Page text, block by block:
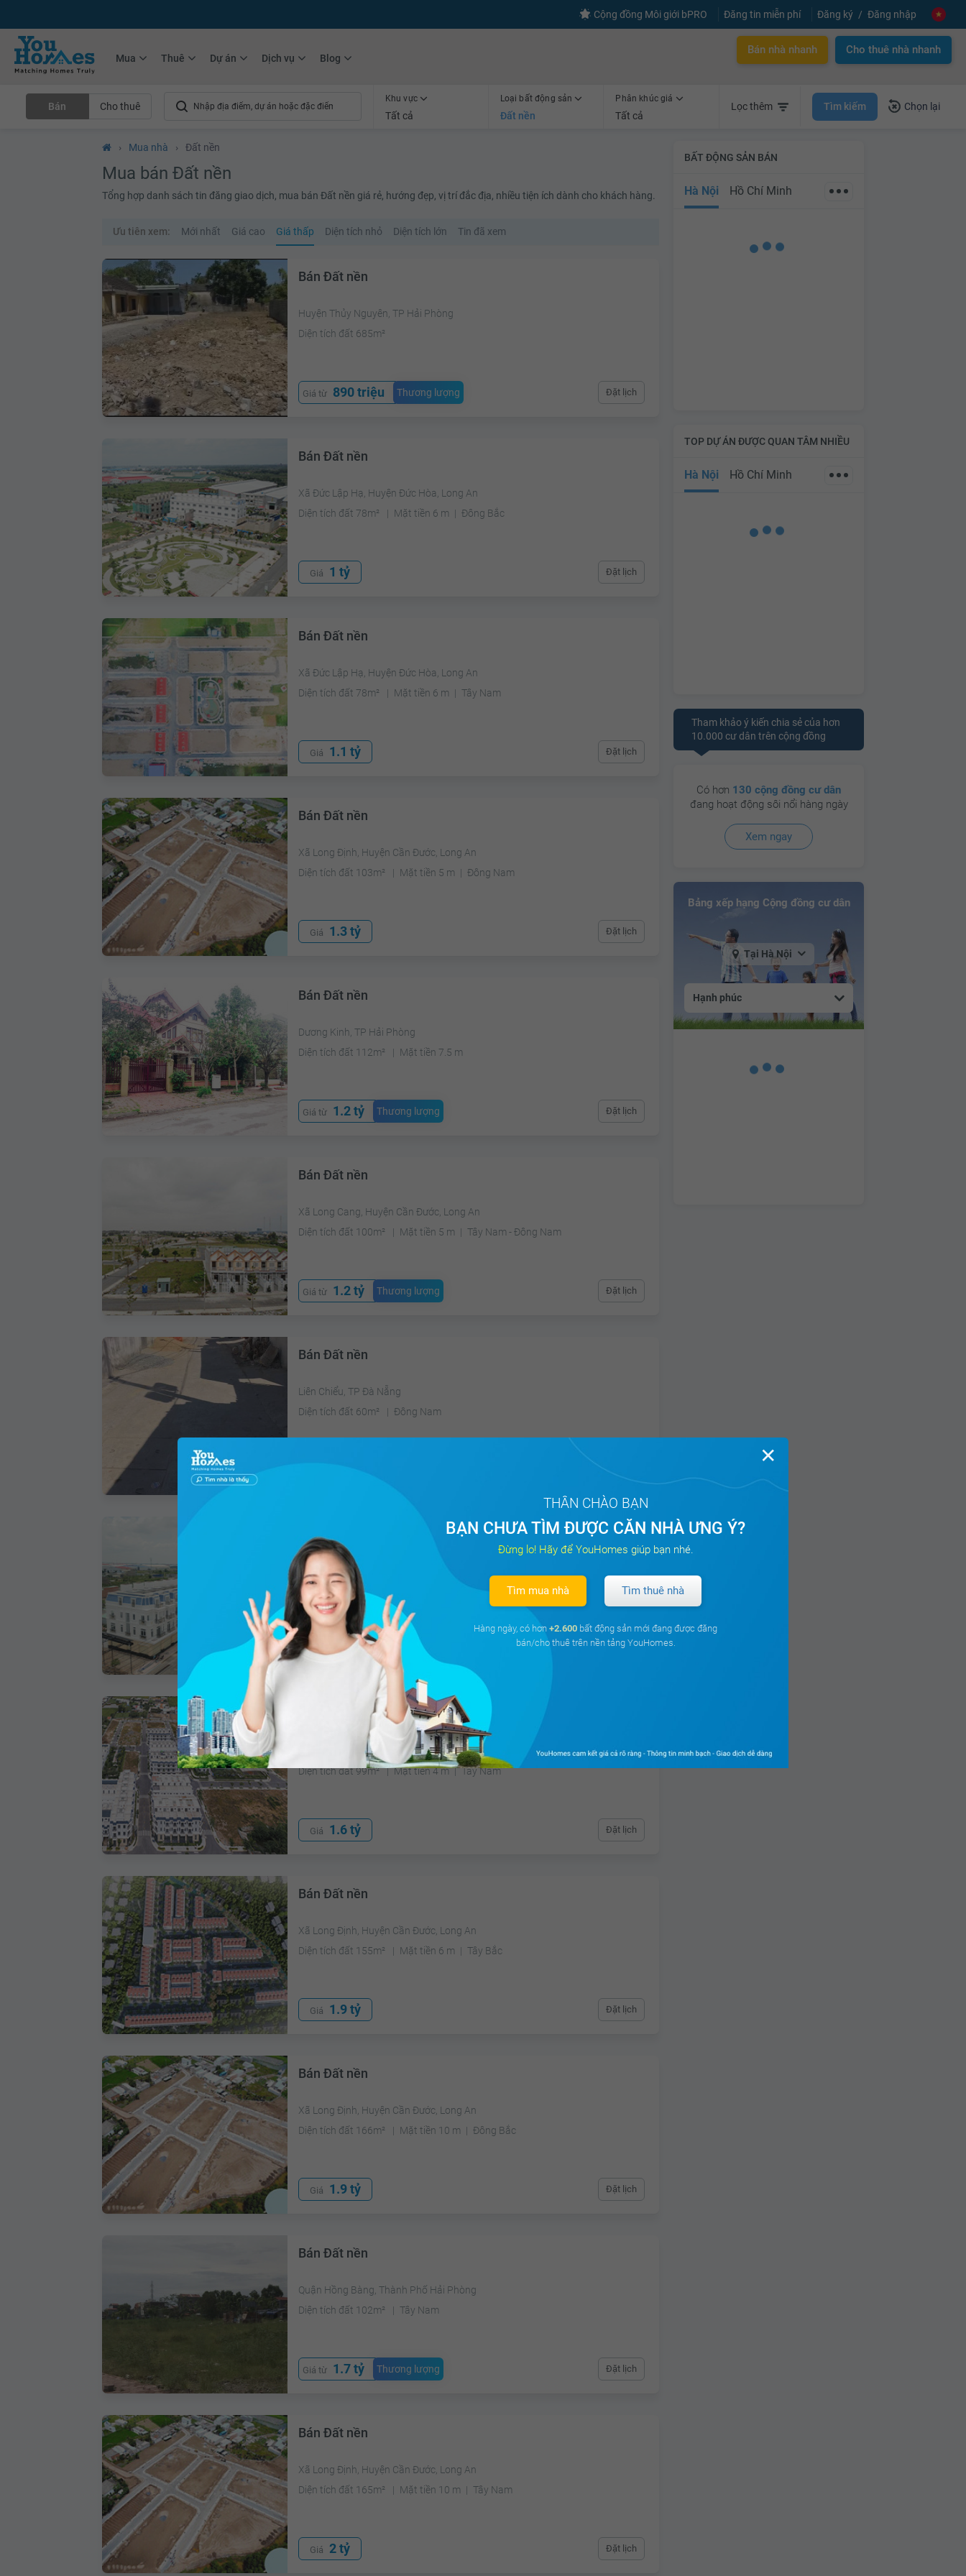
Cộng đồng Môi giới bPRO Đăng tin miễn phí Đăng ký Đăng nhập
Mua Thuê Dự án Dịch vụ Blog
Bán nhà nhanh Cho thuê nhà nhanh
Bán Cho thuê
Khu vực
Tất cả
Loại bất động sản
Đất nền
Phân khúc giá
Tất cả
Lọc thêm Tìm kiếm Chọn lại
› Mua nhà › Đất nền
Mua bán Đất nền
Tổng hợp danh sách tin đăng giao dịch, mua bán Đất nền giá rẻ, hướng đẹp, vị trí đắc địa, nhiều tiện ích dành cho khách hàng.
Ưu tiên xem: Mới nhất Giá cao Giá thấp Diện tích nhỏ Diện tích lớn Tin đã xem
Bán Đất nền
Huyện Thủy Nguyên, TP Hải Phòng
Diện tích đất 685m²
Giá từ 890 triệu Thương lượng Đặt lịch
Bán Đất nền
Xã Đức Lập Hạ, Huyện Đức Hòa, Long An
Diện tích đất 78m²
Mặt tiền 6 m Đông Bắc
Giá 1 tỷ Đặt lịch
Bán Đất nền
Xã Đức Lập Hạ, Huyện Đức Hòa, Long An
Diện tích đất 78m²
Mặt tiền 6 m Tây Nam
Giá 1.1 tỷ Đặt lịch
Bán Đất nền
Xã Long Định, Huyện Cần Đước, Long An
Diện tích đất 103m²
Mặt tiền 5 m Đông Nam
Giá 1.3 tỷ Đặt lịch
Bán Đất nền
Dương Kinh, TP Hải Phòng
Diện tích đất 112m²
Mặt tiền 7.5 m
Giá từ 1.2 tỷ Thương lượng Đặt lịch
Bán Đất nền
Xã Long Cang, Huyện Cần Đước, Long An
Diện tích đất 100m²
Mặt tiền 5 m Tây Nam - Đông Nam
Giá từ 1.2 tỷ Thương lượng Đặt lịch
Bán Đất nền
Liên Chiểu, TP Đà Nẵng
Diện tích đất 60m²
Đông Nam
1.2 tỷ
Bán Đất nền
Xã Đức Lập Hạ, Huyện Đức Hòa, Long An
Diện tích đất 98.5m²
Tây Bắc
Giá 1.4 tỷ Đặt lịch
Huyện Bến Lức, Long An
Diện tích đất 99m²
Mặt tiền 4 m Tây Nam
Giá 1.6 tỷ Đặt lịch
Bán Đất nền
Xã Long Định, Huyện Cần Đước, Long An
Diện tích đất 155m²
Mặt tiền 6 m Tây Bắc
Giá 1.9 tỷ Đặt lịch
Bán Đất nền
Xã Long Định, Huyện Cần Đước, Long An
Diện tích đất 166m²
Mặt tiền 10 m Đông Bắc
Giá 1.9 tỷ Đặt lịch
Bán Đất nền
Quận Hồng Bàng, Thành Phố Hải Phòng
Diện tích đất 102m²
Tây Nam
Giá từ 1.7 tỷ Thương lượng Đặt lịch
Bán Đất nền
Xã Long Định, Huyện Cần Đước, Long An
Diện tích đất 165m²
Mặt tiền 10 m Tây Nam
Giá 2 tỷ Đặt lịch
BẤT ĐỘNG SẢN BÁN
Hà Nội Hồ Chí Minh
TOP DỰ ÁN ĐƯỢC QUAN TÂM NHIỀU
Hà Nội Hồ Chí Minh
Tham khảo ý kiến chia sẻ của hơn
10.000 cư dân trên cộng đồng
Có hơn 130 cộng đồng cư dân
đang hoạt động sôi nổi hàng ngày
Xem ngay
Bảng xếp hạng Cộng đồng cư dân
Tại Hà Nội
Hạnh phúc
✕
THÂN CHÀO BẠN
BẠN CHƯA TÌM ĐƯỢC CĂN NHÀ ƯNG Ý?
Đừng lo! Hãy để YouHomes giúp bạn nhé.
Tìm mua nhà Tìm thuê nhà
Hàng ngày, có hơn +2.600 bất động sản mới đang được đăng
bán/cho thuê trên nền tảng YouHomes.